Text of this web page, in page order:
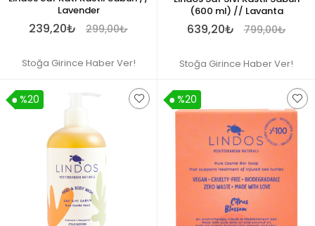
Lavender
239,20₺ 299,00₺
Stoğa Girince Haber Ver!
(600 ml) // Lavanta
639,20₺ 799,00₺
Stoğa Girince Haber Ver!
%20 %20